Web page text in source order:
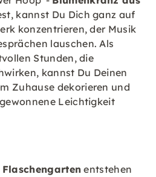
kannst Du Dich ganz auf
konzentrieren, der Musik
lauschen. Als
Stunden, die
kannst Du Deinen
Zuhause dekorieren und
Leichtigkeit
Flaschengarten entstehen